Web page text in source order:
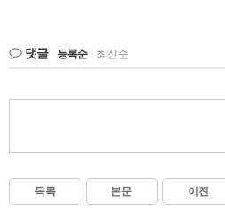
댓글 등록순 최신순
목록 본문 이전